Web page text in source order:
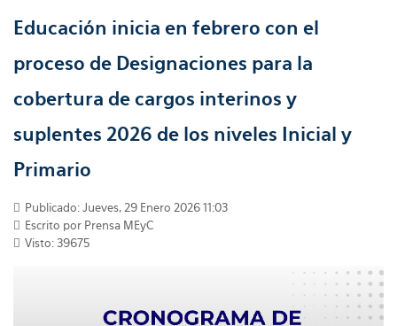
Educación inicia en febrero con el
proceso de Designaciones para la
cobertura de cargos interinos y
suplentes 2026 de los niveles Inicial y
Primario
Publicado: Jueves, 29 Enero 2026 11:03
Escrito por Prensa MEyC
Visto: 39675